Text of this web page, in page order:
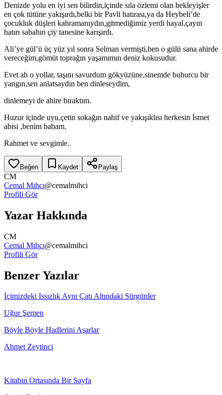
Denizde yolu en iyi sen bilirdin,içinde sıla özlemi olan bekleyişler
en çok tütüne yakışırdı,belki bir Pavli hatırası,ya da Heybeli’de
çocukluk düşleri kahramanıydın,gitmediğimiz yerdi hayal,çayın
hatırı sabahın çiy tanesine karışırdı.
Ali’ye gül’ü üç yüz yıl sonra Selman vermişti,ben o gülü sana ahirde
vereceğim,gömüt toprağın yaşamımın deniz kokusudur.
Evet ah o yollar, taşını savurdum gökyüzüne,sinemde buhurcu bir
yangın,sen anlatsaydın ben dinleseydim,
dinlemeyi de ahire bıraktım.
Huzur içinde uyu,çetin sokağın nahif ve yakışıklısı herkesin İsmet
abisi ,benim babam.
Rahmet ve sevgimle.
Beğen Kaydet Paylaş
CM
Cemal Mıhcı@cemalmihci
Profili Gör
Yazar Hakkında
CM
Cemal Mıhcı@cemalmihci
Profili Gör
Benzer Yazılar
İçimizdeki Issızlık Aynı Çatı Altındaki Sürgünler
Uğur Şemen
Böyle Böyle Hadlerini Aşarlar
Ahmet Zeytinci
Kitabın Ortasında Bir Sayfa